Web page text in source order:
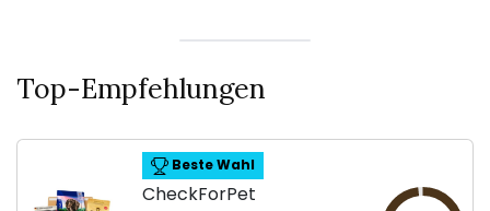
Top-Empfehlungen
Beste Wahl
CheckForPet